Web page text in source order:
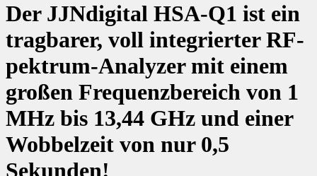
Der JJNdigital HSA-Q1 ist ein
tragbarer, voll integrierter RF-
pektrum-Analyzer mit einem
großen Frequenzbereich von 1
MHz bis 13,44 GHz und einer
Wobbelzeit von nur 0,5
Sekunden!